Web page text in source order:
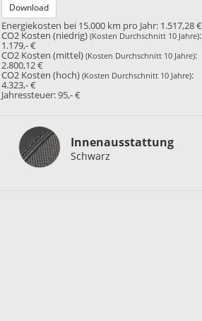
Download
Energiekosten bei 15.000 km pro Jahr: 1.517,28 €
CO2 Kosten (niedrig)(Kosten Durchschnitt 10 Jahre):
1.179,- €
CO2 Kosten (mittel)(Kosten Durchschnitt 10 Jahre):
2.800,12 €
CO2 Kosten (hoch)(Kosten Durchschnitt 10 Jahre):
4.323,- €
Jahressteuer: 95,- €
Innenausstattung
Innenausstattung
Schwarz